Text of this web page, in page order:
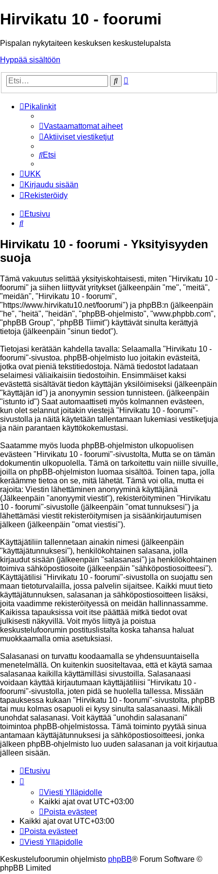
Hirvikatu 10 - foorumi
Pispalan nykytaiteen keskuksen keskustelupalsta
Hyppää sisältöön
Etsi
Pikalinkit
Vastaamattomat aiheet
Aktiiviset viestiketjut
Etsi
UKK
Kirjaudu sisään
Rekisteröidy
Etusivu
Etsi
Hirvikatu 10 - foorumi - Yksityisyyden
suoja
Tämä vakuutus selittää yksityiskohtaisesti, miten "Hirvikatu 10 -
foorumi" ja siihen liittyvät yritykset (jälkeenpäin "me", "meitä",
"meidän", "Hirvikatu 10 - foorumi",
"https://www.hirvikatu10.net/foorumi") ja phpBB:n (jälkeenpäin
"he", "heitä", "heidän", "phpBB-ohjelmisto", "www.phpbb.com",
"phpBB Group", "phpBB Tiimit") käyttävät sinulta kerättyjä
tietoja (jälkeenpäin "sinun tiedot").
Tietojasi kerätään kahdella tavalla: Selaamalla "Hirvikatu 10 -
foorumi"-sivustoa. phpBB-ohjelmisto luo joitakin evästeitä,
jotka ovat pieniä tekstitiedostoja. Nämä tiedostot ladataan
selaimesi väliaikaisiin tiedostoihin. Ensimmäiset kaksi
evästettä sisältävät tiedon käyttäjän yksilöimiseksi (jälkeenpäin
"käyttäjän id") ja anonyymin session tunnisteen. (jälkeenpäin
"istunto id") Saat automaattiseti myös kolmannen evästeen,
kun olet selannut joitakin viestejä "Hirvikatu 10 - foorumi"-
sivustolla ja näitä käytetään tallentamaan lukemiasi vestiketjuja
ja näin parantaen käyttökokemustasi.
Saatamme myös luoda phpBB-ohjelmiston ulkopuolisen
evästeen "Hirvikatu 10 - foorumi"-sivustolta, Mutta se on tämän
dokumentin ulkopuolella. Tämä on tarkoitettu vain niille sivuille,
joilla on phpBB-ohjelmiston luomaa sisältöä. Toinen tapa, jolla
keräämme tietoa on se, mitä lähetät. Tämä voi olla, mutta ei
rajoita: Viestin lähettäminen anonyyminä käyttäjänä
(Jälkeenpäin "anonyymit viestit"), rekisteröityminen "Hirvikatu
10 - foorumi"-sivustolle (jälkeenpäin "omat tunnuksesi") ja
lähettämäsi viestit rekisteröitymisen ja sisäänkirjautumisen
jälkeen (jälkeenpäin "omat viestisi").
Käyttäjätiliin tallennetaan ainakin nimesi (jälkeenpäin
"käyttäjätunnuksesi"), henkilökohtainen salasana, jolla
kirjaudut sisään (jälkeenpäin "salasanasi") ja henkilökohtainen
toimiva sähköpostiosoite (jälkeenpäin "sähköpostiosoitteesi").
Käyttäjätilisi "Hirvikatu 10 - foorumi"-sivustolla on suojattu sen
maan tietoturvalailla, jossa palvelin sijaitsee. Kaikki muut tieto
käyttäjätunnuksen, salasanan ja sähköpostiosoitteen lisäksi,
joita vaadimme rekisteröityessä on meidän hallinnassamme.
Kaikissa tapauksissa voit itse päättää mitkä tiedot ovat
julkisesti näkyvillä. Voit myös liittyä ja poistua
keskustelufoorumin postituslistalta koska tahansa haluat
muokkaamalla omia asetuksiasi.
Salasanasi on turvattu koodaamalla se yhdensuuntaisella
menetelmällä. On kuitenkin suositeltavaa, että et käytä samaa
salasanaa kaikilla käyttämilläsi sivustoilla. Salasanaasi
voidaan käyttää kirjautumaan käyttäjätiliisi "Hirvikatu 10 -
foorumi"-sivustolla, joten pidä se huolella tallessa. Missään
tapauksessa kukaan "Hirvikatu 10 - foorumi"-sivustolta, phpBB
tai muu kolmas osapuoli ei kysy sinulta salasanaasi. Mikäli
unohdat salasanasi. Voit käyttää "unohdin salasanani"
toimintoa phpBB-ohjelmistossa. Tämä toiminto pyytää sinua
antamaan käyttäjätunnuksesi ja sähköpostiosoitteesi, jonka
jälkeen phpBB-ohjelmisto luo uuden salasanan ja voit kirjautua
jälleen sisään.
Etusivu
Viesti Ylläpidolle
Kaikki ajat ovat UTC+03:00
Poista evästeet
Kaikki ajat ovat UTC+03:00
Poista evästeet
Viesti Ylläpidolle
Keskustelufoorumin ohjelmisto phpBB® Forum Software ©
phpBB Limited